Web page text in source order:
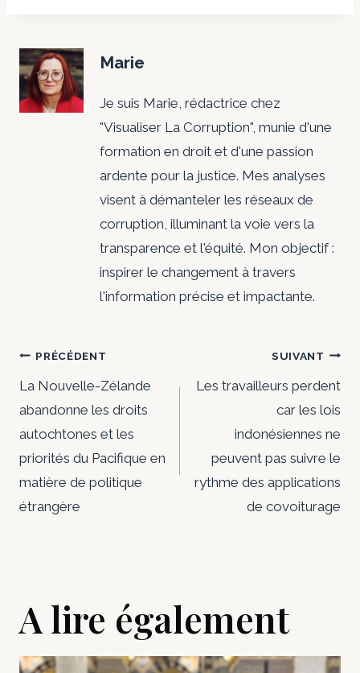
Marie
Je suis Marie, rédactrice chez
"Visualiser La Corruption", munie d'une
formation en droit et d'une passion
ardente pour la justice. Mes analyses
visent à démanteler les réseaux de
corruption, illuminant la voie vers la
transparence et l'équité. Mon objectif :
inspirer le changement à travers
l'information précise et impactante.
Navigation
de
l’article
PRÉCÉDENT
La Nouvelle-Zélande
abandonne les droits
autochtones et les
priorités du Pacifique en
matière de politique
étrangère
SUIVANT
Les travailleurs perdent
car les lois
indonésiennes ne
peuvent pas suivre le
rythme des applications
de covoiturage
A lire également